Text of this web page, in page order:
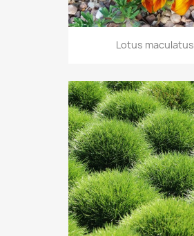
Lotus maculatus